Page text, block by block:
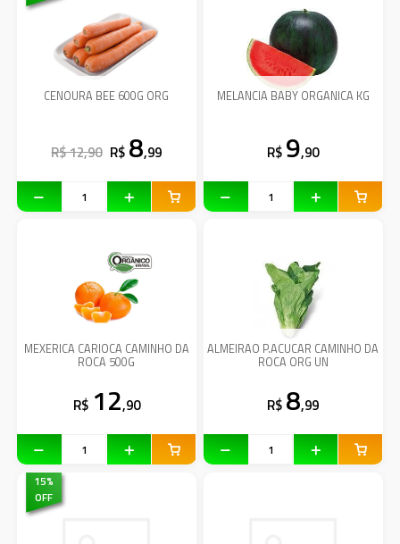
CENOURA BEE 600G ORG
R$ 12,90 R$ 8,99
MELANCIA BABY ORGANICA KG
R$ 9,90
MEXERICA CARIOCA CAMINHO DA
ROCA 500G
R$ 12,90
ALMEIRAO P.ACUCAR CAMINHO DA
ROCA ORG UN
R$ 8,99
15%
OFF